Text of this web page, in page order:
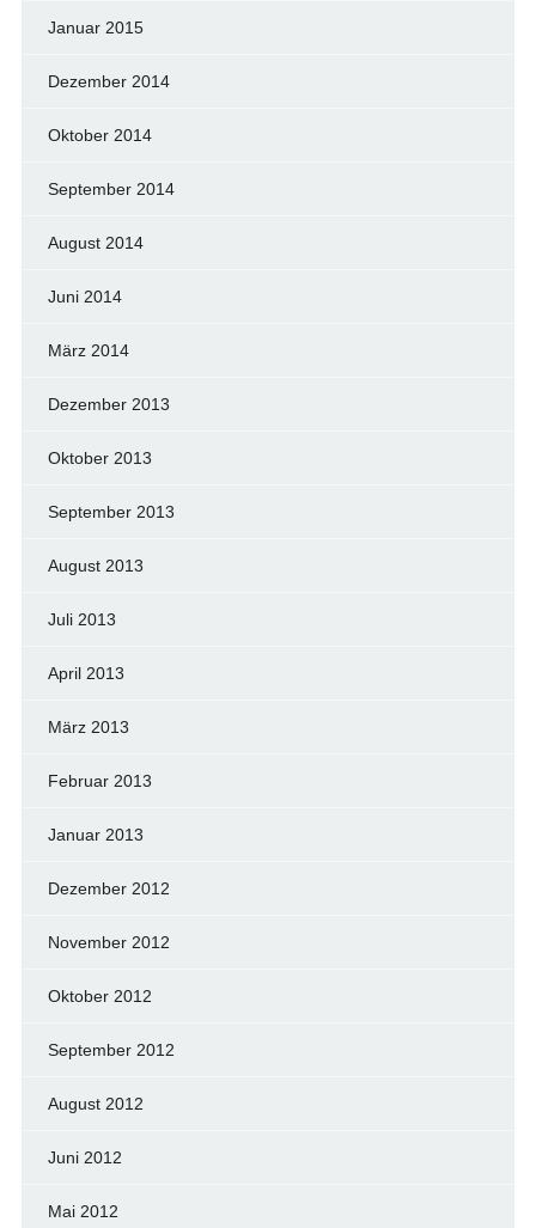
Januar 2015
Dezember 2014
Oktober 2014
September 2014
August 2014
Juni 2014
März 2014
Dezember 2013
Oktober 2013
September 2013
August 2013
Juli 2013
April 2013
März 2013
Februar 2013
Januar 2013
Dezember 2012
November 2012
Oktober 2012
September 2012
August 2012
Juni 2012
Mai 2012